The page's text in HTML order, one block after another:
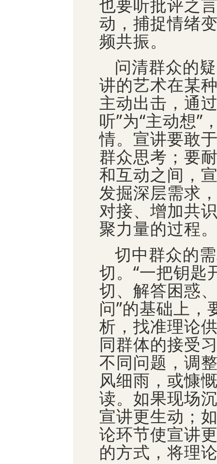
也要听批评之
动，捕捉情绪
频共振。
问清群众的
讲的艺术在某
主动出击，通
听”为“主动想”
情。宣讲要敢
群众思考；要
和互动之间，
发掘深层需求
对接、增加共
聚力量的过程
切中群众的
切。“一把钥匙
切、解答困惑
问”的基础上，
析，找准理论
同群体的接受
不同问题，调
风细雨，或慷
读。如果现场
宣讲更生动；
论环节使宣讲
的方式，将理